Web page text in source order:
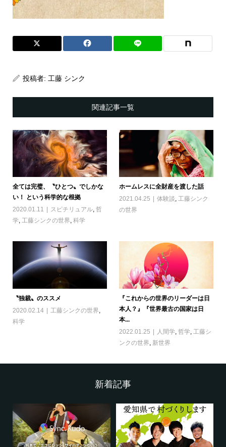
投稿者: 工藤 シンク
関連記事一覧
全ては完璧、〝ひとつ〟でしかな
い！ という科学的な根拠
2020.01.11
スピチリュアル, 哲
学, 工藤シンクの世界, 科学
ホームレスに全財産を渡した話
2021.04.25
体験談,工藤シンク
の世界
〝独裁〟のススメ
2020.02.14
工藤シンクの世界
科学
『これからの世界のリーダーは日
本人？』『世界最古の国家は日
本...
2022.01.25
人間学 ,哲学 工藤シ
ンクの世界 新世界
新着記事